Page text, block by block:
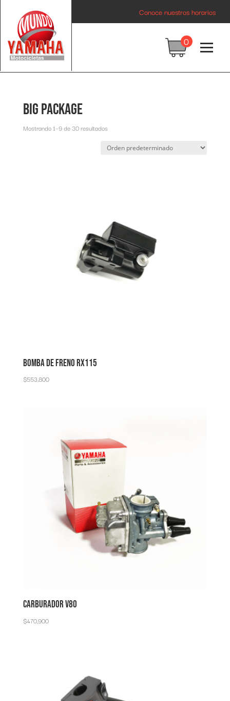
Conoce nuestros horarios
0
Big package
Mostrando 1–9 de 30 resultados
BOMBA DE FRENO RX115
$553,800
CARBURADOR V80
$470,900